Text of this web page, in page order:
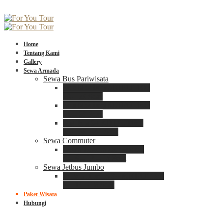
Home
Tentang Kami
Gallery
Sewa Armada
Sewa Bus Pariwisata
Sewa Commuter
Sewa Jetbus Jumbo
Paket Wisata
Hubungi